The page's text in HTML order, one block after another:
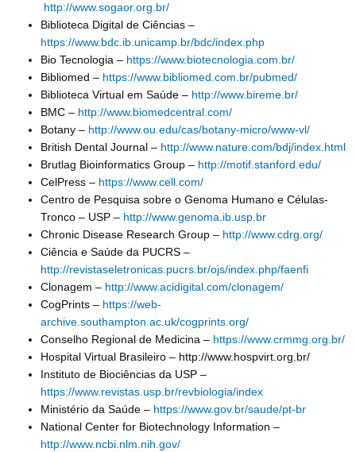
http://www.sogaor.org.br/
Biblioteca Digital de Ciências –
https://www.bdc.ib.unicamp.br/bdc/index.php
Bio Tecnologia – https://www.biotecnologia.com.br/
Bibliomed – https://www.bibliomed.com.br/pubmed/
Biblioteca Virtual em Saúde – http://www.bireme.br/
BMC – http://www.biomedcentral.com/
Botany – http://www.ou.edu/cas/botany-micro/www-vl/
British Dental Journal – http://www.nature.com/bdj/index.html
Brutlag Bioinformatics Group – http://motif.stanford.edu/
CelPress – https://www.cell.com/
Centro de Pesquisa sobre o Genoma Humano e Células-
Tronco – USP – http://www.genoma.ib.usp.br
Chronic Disease Research Group – http://www.cdrg.org/
Ciência e Saúde da PUCRS –
http://revistaseletronicas.pucrs.br/ojs/index.php/faenfi
Clonagem – http://www.acidigital.com/clonagem/
CogPrints – https://web-
archive.southampton.ac.uk/cogprints.org/
Conselho Regional de Medicina – https://www.crmmg.org.br/
Hospital Virtual Brasileiro – http://www.hospvirt.org.br/
Instituto de Biociências da USP –
https://www.revistas.usp.br/revbiologia/index
Ministério da Saúde – https://www.gov.br/saude/pt-br
National Center for Biotechnology Information –
http://www.ncbi.nlm.nih.gov/